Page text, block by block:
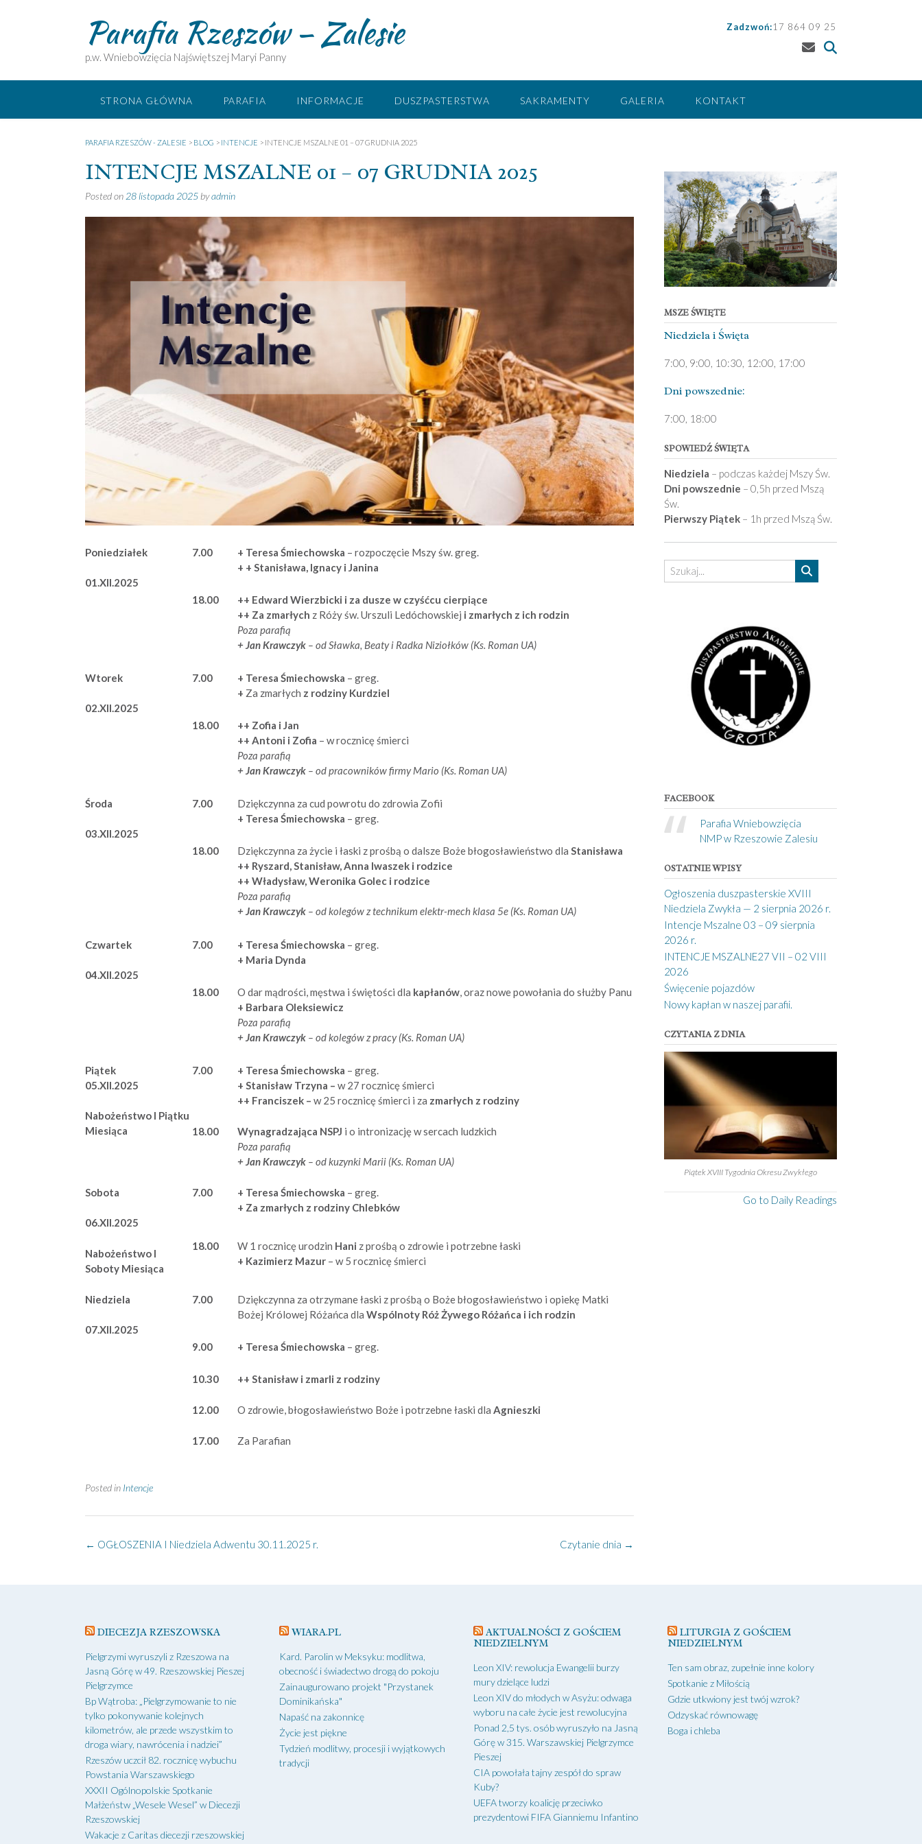
Parafia Rzeszów – Zalesie
p.w. Wniebowzięcia Najświętszej Maryi Panny
Zadzwoń:17 864 09 25
STRONA GŁÓWNA PARAFIA INFORMACJE DUSZPASTERSTWA SAKRAMENTY GALERIA KONTAKT
PARAFIA RZESZÓW - ZALESIE > BLOG > INTENCJE > INTENCJE MSZALNE 01 – 07 GRUDNIA 2025
INTENCJE MSZALNE 01 – 07 GRUDNIA 2025
Posted on 28 listopada 2025 byadmin
Poniedziałek
01.XII.2025
7.00 + Teresa Śmiechowska – rozpoczęcie Mszy św. greg.
+ + Stanisława, Ignacy i Janina
18.00
++ Edward Wierzbicki i za dusze w czyśćcu cierpiące
++ Za zmarłych z Róży św. Urszuli Ledóchowskiej i zmarłych z ich rodzin
Poza parafią
+ Jan Krawczyk – od Sławka, Beaty i Radka Niziołków (Ks. Roman UA)
Wtorek
02.XII.2025
7.00 + Teresa Śmiechowska – greg.
+ Za zmarłych z rodziny Kurdziel
18.00
++ Zofia i Jan
++ Antoni i Zofia – w rocznicę śmierci
Poza parafią
+ Jan Krawczyk – od pracowników firmy Mario (Ks. Roman UA)
Środa
03.XII.2025
7.00
Dziękczynna za cud powrotu do zdrowia Zofii
+ Teresa Śmiechowska – greg.
18.00 Dziękczynna za życie i łaski z prośbą o dalsze Boże błogosławieństwo dla Stanisława
++ Ryszard, Stanisław, Anna Iwaszek i rodzice
++ Władysław, Weronika Golec i rodzice
Poza parafią
+ Jan Krawczyk – od kolegów z technikum elektr-mech klasa 5e (Ks. Roman UA)
Czwartek
04.XII.2025
7.00 + Teresa Śmiechowska – greg.
+ Maria Dynda
18.00 O dar mądrości, męstwa i świętości dla kapłanów, oraz nowe powołania do służby Panu
+ Barbara Oleksiewicz
Poza parafią
+ Jan Krawczyk – od kolegów z pracy (Ks. Roman UA)
Piątek
05.XII.2025
Nabożeństwo I Piątku
Miesiąca
7.00 + Teresa Śmiechowska – greg.
+ Stanisław Trzyna – w 27 rocznicę śmierci
++ Franciszek – w 25 rocznicę śmierci i za zmarłych z rodziny
18.00 Wynagradzająca NSPJ i o intronizację w sercach ludzkich
Poza parafią
+ Jan Krawczyk – od kuzynki Marii (Ks. Roman UA)
Sobota
06.XII.2025
Nabożeństwo I
Soboty Miesiąca
7.00 + Teresa Śmiechowska – greg.
+ Za zmarłych z rodziny Chlebków
18.00 W 1 rocznicę urodzin Hani z prośbą o zdrowie i potrzebne łaski
+ Kazimierz Mazur – w 5 rocznicę śmierci
Niedziela
07.XII.2025
7.00
Dziękczynna za otrzymane łaski z prośbą o Boże błogosławieństwo i opiekę Matki
Bożej Królowej Różańca dla Wspólnoty Róż Żywego Różańca i ich rodzin
9.00 + Teresa Śmiechowska – greg.
10.30 ++ Stanisław i zmarli z rodziny
12.00 O zdrowie, błogosławieństwo Boże i potrzebne łaski dla Agnieszki
17.00 Za Parafian
Posted in Intencje
Post
Czytanie dnia →
← OGŁOSZENIA I Niedziela Adwentu 30.11.2025 r.
MSZE ŚWIĘTE
Niedziela ­i Święta
7:00, 9:00, 10:30, 12:00, 17:00
Dni pows­zednie:
7­:00, 18:00­
SPOWIEDŹ ŚWIĘTA
Niedziela – podczas każdej Mszy Św.
Dni powszednie – 0,5h przed Mszą
Św.
Pierwszy Piątek– 1h przed Mszą Św.
FACEBOOK
Parafia Wniebowzięcia
NMP w Rzeszowie Zalesiu
OSTATNIE WPISY
Ogłoszenia duszpasterskie XVIII
Niedziela Zwykła — 2 sierpnia 2026 r.
Intencje Mszalne 03 – 09 sierpnia
2026 r.
INTENCJE MSZALNE27 VII – 02 VIII
2026
Święcenie pojazdów
Nowy kapłan w naszej parafii.
CZYTANIA Z DNIA
Piątek XVIII Tygodnia Okresu Zwykłego
Go to Daily Readings
DIECEZJA RZESZOWSKA
Pielgrzymi wyruszyli z Rzeszowa na
Jasną Górę w 49. Rzeszowskiej Pieszej
Pielgrzymce
Bp Wątroba: „Pielgrzymowanie to nie
tylko pokonywanie kolejnych
kilometrów, ale przede wszystkim to
droga wiary, nawrócenia i nadziei”
Rzeszów uczcił 82. rocznicę wybuchu
Powstania Warszawskiego
XXXII Ogólnopolskie Spotkanie
Małżeństw „Wesele Wesel” w Diecezji
Rzeszowskiej
Wakacje z Caritas diecezji rzeszowskiej
WIARA.PL
Kard. Parolin w Meksyku: modlitwa,
obecność i świadectwo drogą do pokoju
Zainaugurowano projekt "Przystanek
Dominikańska"
Napaść na zakonnicę
Życie jest piękne
Tydzień modlitwy, procesji i wyjątkowych
tradycji
AKTUALNOŚCI Z GOŚCIEM
NIEDZIELNYM
Leon XIV: rewolucja Ewangelii burzy
mury dzielące ludzi
Leon XIV do młodych w Asyżu: odwaga
wyboru na całe życie jest rewolucyjna
Ponad 2,5 tys. osób wyruszyło na Jasną
Górę w 315. Warszawskiej Pielgrzymce
Pieszej
CIA powołała tajny zespół do spraw
Kuby?
UEFA tworzy koalicję przeciwko
prezydentowi FIFA Gianniemu Infantino
LITURGIA Z GOŚCIEM
NIEDZIELNYM
Ten sam obraz, zupełnie inne kolory
Spotkanie z Miłością
Gdzie utkwiony jest twój wzrok?
Odzyskać równowagę
Boga i chleba